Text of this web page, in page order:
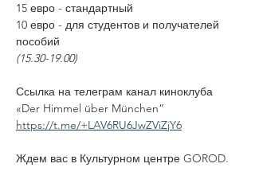
15 евро - стандартный
10 евро - для студентов и получателей
пособий
(15.30-19.00)
Ссылка на телеграм канал киноклуба
«Der Himmel über München“
https://t.me/+LAV6RU6JwZViZjY6
Ждем вас в Культурном центре GOROD.